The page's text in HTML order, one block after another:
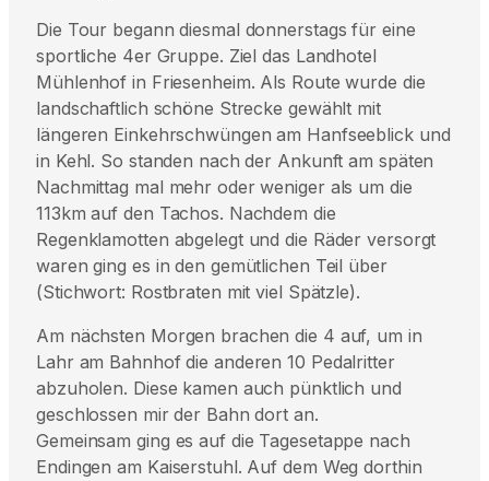
Die Tour begann diesmal donnerstags für eine
sportliche 4er Gruppe. Ziel das Landhotel
Mühlenhof in Friesenheim. Als Route wurde die
landschaftlich schöne Strecke gewählt mit
längeren Einkehrschwüngen am Hanfseeblick und
in Kehl. So standen nach der Ankunft am späten
Nachmittag mal mehr oder weniger als um die
113km auf den Tachos. Nachdem die
Regenklamotten abgelegt und die Räder versorgt
waren ging es in den gemütlichen Teil über
(Stichwort: Rostbraten mit viel Spätzle).
Am nächsten Morgen brachen die 4 auf, um in
Lahr am Bahnhof die anderen 10 Pedalritter
abzuholen. Diese kamen auch pünktlich und
geschlossen mir der Bahn dort an.
Gemeinsam ging es auf die Tagesetappe nach
Endingen am Kaiserstuhl. Auf dem Weg dorthin